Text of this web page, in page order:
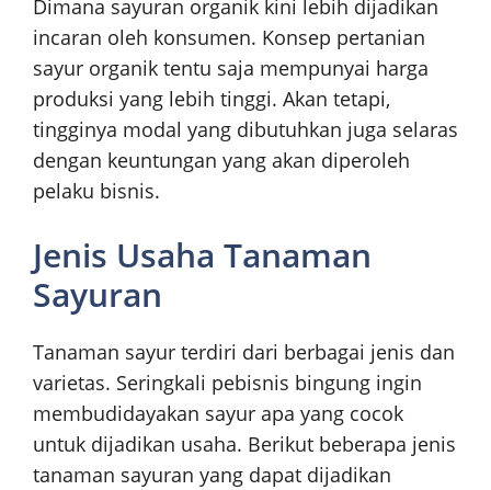
Dimana sayuran organik kini lebih dijadikan
incaran oleh konsumen. Konsep pertanian
sayur organik tentu saja mempunyai harga
produksi yang lebih tinggi. Akan tetapi,
tingginya modal yang dibutuhkan juga selaras
dengan keuntungan yang akan diperoleh
pelaku bisnis.
Jenis Usaha Tanaman
Sayuran
Tanaman sayur terdiri dari berbagai jenis dan
varietas. Seringkali pebisnis bingung ingin
membudidayakan sayur apa yang cocok
untuk dijadikan usaha. Berikut beberapa jenis
tanaman sayuran yang dapat dijadikan